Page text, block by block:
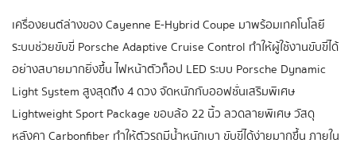
เครื่องยนต์ล่างของ Cayenne E-Hybrid Coupe มาพร้อมเทคโนโลยี
ระบบช่วยขับขี่ Porsche Adaptive Cruise Control ทำให้ผู้ใช้งานขับขี่ได้
อย่างสบายมากยิ่งขึ้น ไฟหน้าตัวท็อป LED ระบบ Porsche Dynamic
Light System สูงสุดถึง 4 ดวง จัดหนักกับออฟชั่นเสริมพิเศษ
Lightweight Sport Package ขอบล้อ 22 นิ้ว ลวดลายพิเศษ วัสดุ
หลังคา Carbonfiber ทำให้ตัวรถมีน้ำหนักเบา ขับขี่ได้ง่ายมากขึ้น ภายใน